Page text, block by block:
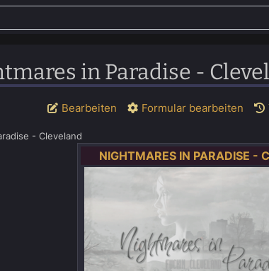
in Paradise -
Bearbeiten Formular bearbeiten
- Cleveland
NIGHTMARES IN PARADISE -